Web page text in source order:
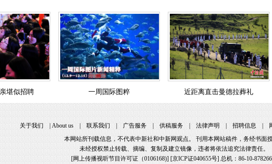
堪似招聘 一周国际图粹 近距离直击曼德拉葬礼
关于我们|About us|联系我们|广告服务|供稿服务|法律声明|招聘信息|
本网站所刊载信息，不代表中新社和中新网观点。 刊用本网站稿件，务经书面
未经授权禁止转载、摘编、复制及建立镜像，违者将依法追究法律责任。
[网上传播视听节目许可证（0106168)] [京ICP证040655号] 总机：86-10-